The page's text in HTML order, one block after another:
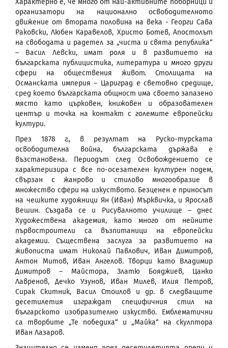
организатори на национално освободителното
движение от втората половина на века - Георги Сава
Раковски, Любен Каравелов, Христо Ботев, Апостолът
на свободата и радетел за „чиста и свята република“
– Васил Левски, имат роля и в развитието на
българската публицистика, литература и много други
сфери на обществения живот. Столицата на
Османската империя – Цариград е световно средище,
сред което българската общност има своето запазено
място като църковен, книжовен и образователен
център и точка на контакт с големите европейски
култури.
През 1878 г., в резултат на Руско-турската
освободителна война, българската държава е
възстановена. Периодът след Освобождението се
характеризира с все по-осезателен културен подем,
свързан с жанрово и стилово многообразие в
множество сфери на изкуството. Безценен е приносът
на чешките художници Ян (Иван) Мърквичка, и Ярослав
Вешин. Създава се и Рисувалното училище – днес
Художествена академия, като много от нейните
първостроители са възпитаници на европейски
академии. Съществена заслуга за развитието на
живописта имат Николай Павлович, Иван Димитров,
Антон Митов, Иван Ангелов. Творци като Владимир
Димитров – Майстора, Златю Бояджиев, Цанко
Лавренов, Дечко Узунов, Иван Милев, Илия Петров,
Сирак Скитник, Васил Стоилов и др. в следващите
десетилетия изграждат специфичния стил на
българското изобразително изкуство. Емблематични
са творбите „Те победиха“ и „Майка“ на скулптора
Иван Лазаров.